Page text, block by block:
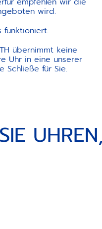
wird.
funktioniert.
übernimmt keine
Uhr in eine unserer
Schließe für Sie.